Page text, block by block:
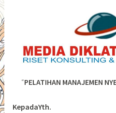
“PELATIHAN MANAJEMEN
KepadaYth.